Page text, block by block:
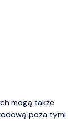
mogą także
poza tymi